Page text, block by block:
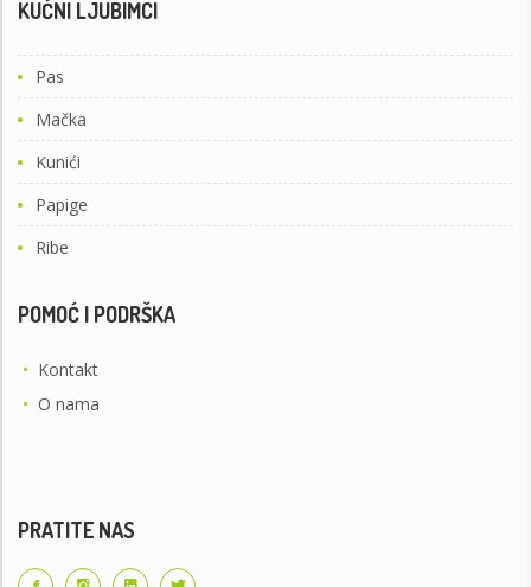
KUĆNI LJUBIMCI
Pas
Mačka
Kunići
Papige
Ribe
POMOĆ I PODRŠKA
• Kontakt
• O nama
PRATITE NAS